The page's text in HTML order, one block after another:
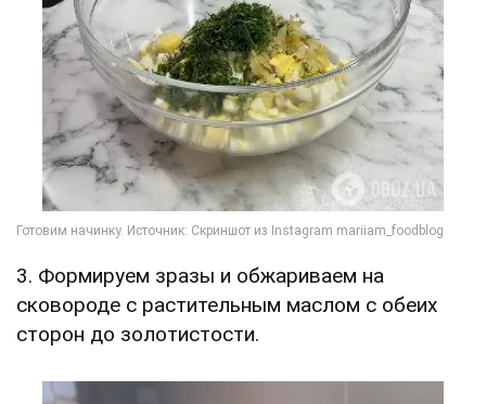
3. Формируем зразы и обжариваем на
сковороде с растительным маслом с обеих
сторон до золотистости.